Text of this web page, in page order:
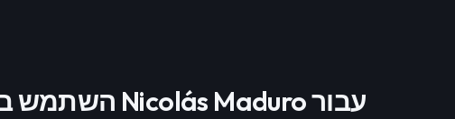
השתמש בקול של Nicolás Maduro עבור